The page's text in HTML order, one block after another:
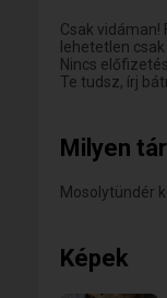
Csak vidáman!
lehetetlen csak
Nincs
Te tudsz, írj
Milyen
Mosolytündér
Képek